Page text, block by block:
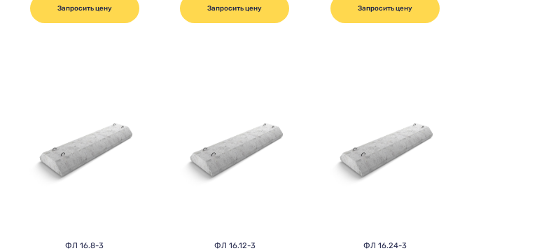
Запросить цену Запросить цену Запросить цену
ФЛ 16.8-3 ФЛ 16.12-3 ФЛ 16.24-3